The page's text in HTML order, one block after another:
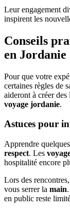
Leur engagement
inspirent les
Conseils
en Jordanie
Pour que votre
certaines règles de
aideront à créer
voyage jordanie.
Astuces pour
Apprendre
respect. Les
hospitalité encore
Lors des
vous serrer la main
en public reste